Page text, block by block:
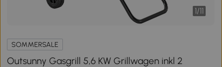
1/11
SOMMERSALE
Outsunny Gasgrill 5,6 KW Grillwagen inkl 2